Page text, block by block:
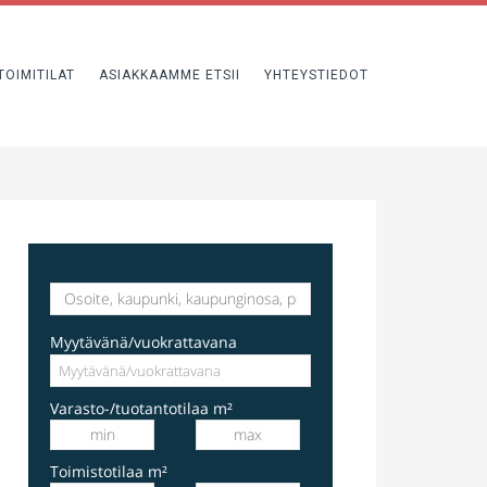
ASIAKKAAMME ETSII YHTEYSTIEDOT
Myytävänä/vuokrattavana
Varasto-/tuotantotilaa m²
Toimistotilaa m²
Hakkilankaari 1, Vantaa, Suomi, Hakkila